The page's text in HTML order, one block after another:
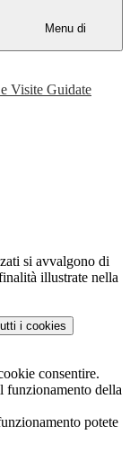
Menu di
Visite Guidate
si avvalgono di
illustrate nella
i cookies
consentire.
funzionamento della
potete